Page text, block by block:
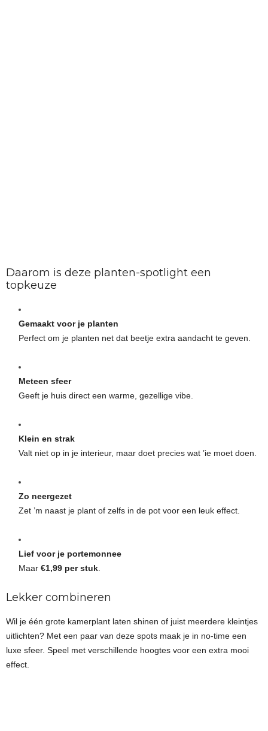
Daarom is deze planten-spotlight een
topkeuze
Gemaakt voor je planten
Perfect om je planten net dat beetje extra aandacht te geven.
Meteen sfeer
Geeft je huis direct een warme, gezellige vibe.
Klein en strak
Valt niet op in je interieur, maar doet precies wat ’ie moet doen.
Zo neergezet
Zet ’m naast je plant of zelfs in de pot voor een leuk effect.
Lief voor je portemonnee
Maar €1,99 per stuk
Lekker combineren
Wil je één grote kamerplant laten shinen of juist meerdere kleintjes
uitlichten? Met een paar van deze spots maak je in no-time een
luxe sfeer. Speel met verschillende hoogtes voor een extra mooi
effect.